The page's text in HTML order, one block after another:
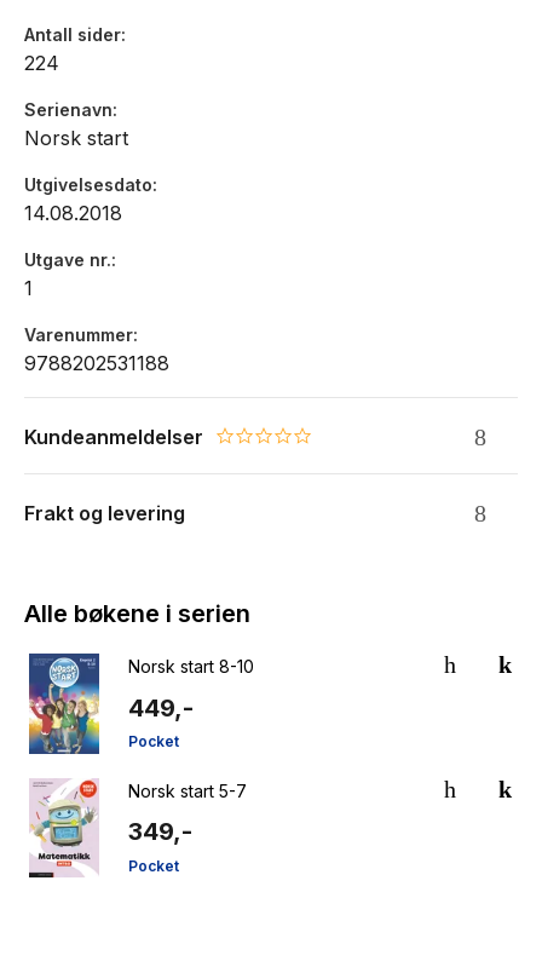
Antall sider
224
Serienavn
Norsk start
Utgivelsesdato
14.08.2018
Utgave nr.
1
Varenummer
9788202531188
Kundeanmeldelser 0.0 star rating
Frakt og levering
Alle bøkene i serien
Norsk start 8-10
449,-
Pocket
Norsk start 5-7
349,-
Pocket